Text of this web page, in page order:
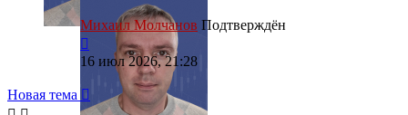
Михаил Молчанов Подтверждён
16 июл 2026, 21:28
Новая тема